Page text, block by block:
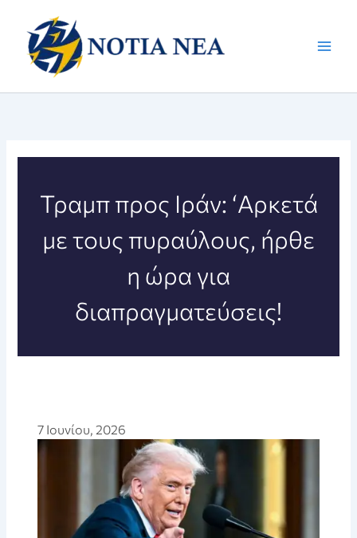
περιεχόμενο
Τραμπ προς Ιράν: ‘Αρκετά
με τους πυραύλους, ήρθε
η ώρα για
διαπραγματεύσεις!
7 Ιουνίου, 2026